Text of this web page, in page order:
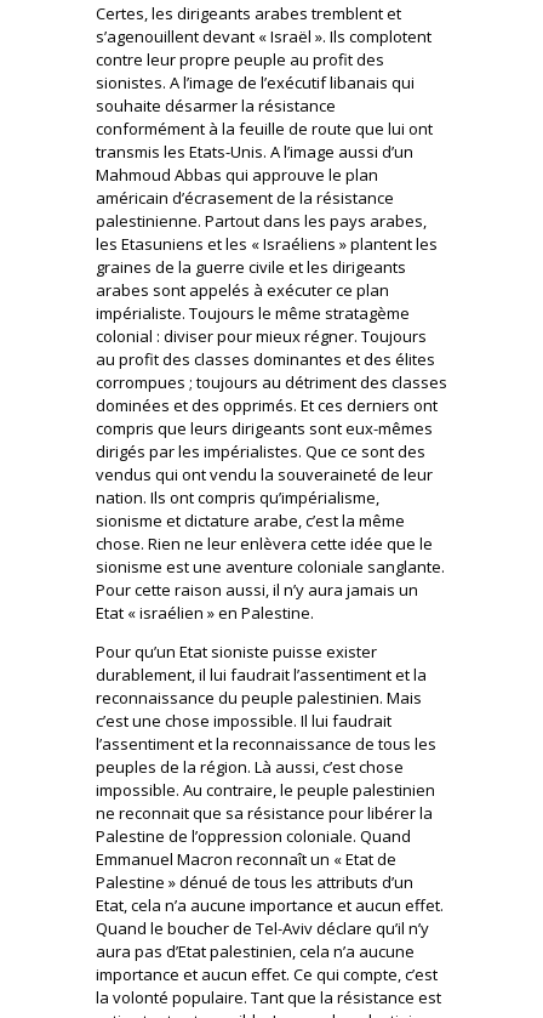
Certes, les dirigeants arabes tremblent et
s’agenouillent devant « Israël ». Ils complotent
contre leur propre peuple au profit des
sionistes. A l’image de l’exécutif libanais qui
souhaite désarmer la résistance
conformément à la feuille de route que lui ont
transmis les Etats-Unis. A l’image aussi d’un
Mahmoud Abbas qui approuve le plan
américain d’écrasement de la résistance
palestinienne. Partout dans les pays arabes,
les Etasuniens et les « Israéliens » plantent les
graines de la guerre civile et les dirigeants
arabes sont appelés à exécuter ce plan
impérialiste. Toujours le même stratagème
colonial : diviser pour mieux régner. Toujours
au profit des classes dominantes et des élites
corrompues ; toujours au détriment des classes
dominées et des opprimés. Et ces derniers ont
compris que leurs dirigeants sont eux-mêmes
dirigés par les impérialistes. Que ce sont des
vendus qui ont vendu la souveraineté de leur
nation. Ils ont compris qu’impérialisme,
sionisme et dictature arabe, c’est la même
chose. Rien ne leur enlèvera cette idée que le
sionisme est une aventure coloniale sanglante.
Pour cette raison aussi, il n’y aura jamais un
Etat « israélien » en Palestine.
Pour qu’un Etat sioniste puisse exister
durablement, il lui faudrait l’assentiment et la
reconnaissance du peuple palestinien. Mais
c’est une chose impossible. Il lui faudrait
l’assentiment et la reconnaissance de tous les
peuples de la région. Là aussi, c’est chose
impossible. Au contraire, le peuple palestinien
ne reconnait que sa résistance pour libérer la
Palestine de l’oppression coloniale. Quand
Emmanuel Macron reconnaît un « Etat de
Palestine » dénué de tous les attributs d’un
Etat, cela n’a aucune importance et aucun effet.
Quand le boucher de Tel-Aviv déclare qu’il n’y
aura pas d’Etat palestinien, cela n’a aucune
importance et aucun effet. Ce qui compte, c’est
la volonté populaire. Tant que la résistance est